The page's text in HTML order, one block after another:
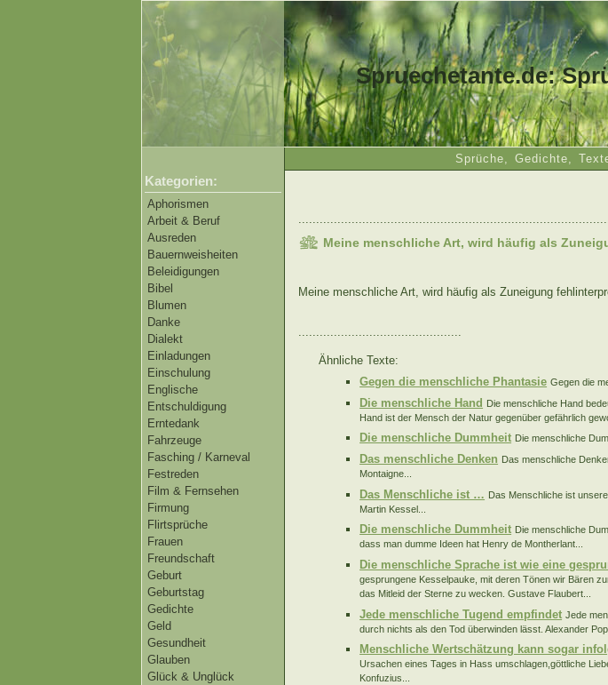
Spruechetante.de:
Sprüche, Gedichte,
Kategorien:
Aphorismen
Arbeit & Beruf
Ausreden
Bauernweisheiten
Beleidigungen
Bibel
Blumen
Danke
Dialekt
Einladungen
Einschulung
Englische
Entschuldigung
Erntedank
Fahrzeuge
Fasching / Karneval
Festreden
Film & Fernsehen
Firmung
Flirtsprüche
Frauen
Freundschaft
Geburt
Geburtstag
Gedichte
Geld
Gesundheit
Glauben
Glück & Unglück
Meine menschliche Art, wird häufig als
Meine menschliche Art, wird häufig als Zuneigung
..............................................
Ähnliche Texte:
Gegen die menschliche Phantasie Gegen die
Die menschliche Hand Die menschliche Hand
Hand ist der Mensch der Natur gegenüber gefährlich
Die menschliche Dummheit Die menschliche
Das menschliche Denken Das menschliche
Montaigne...
Das Menschliche ist … Das Menschliche ist
Martin Kessel...
Die menschliche Dummheit Die menschliche
dass man dumme Ideen hat Henry de Montherlant...
Die menschliche Sprache ist wie eine
gesprungene Kesselpauke, mit deren Tönen wir Bären
das Mitleid der Sterne zu wecken. Gustave Flaubert...
Jede menschliche Tugend empfindet Jede
durch nichts als den Tod überwinden lässt. Alexander
Menschliche Wertschätzung kann sogar
Ursachen eines Tages in Hass umschlagen,göttliche
Konfuzius...